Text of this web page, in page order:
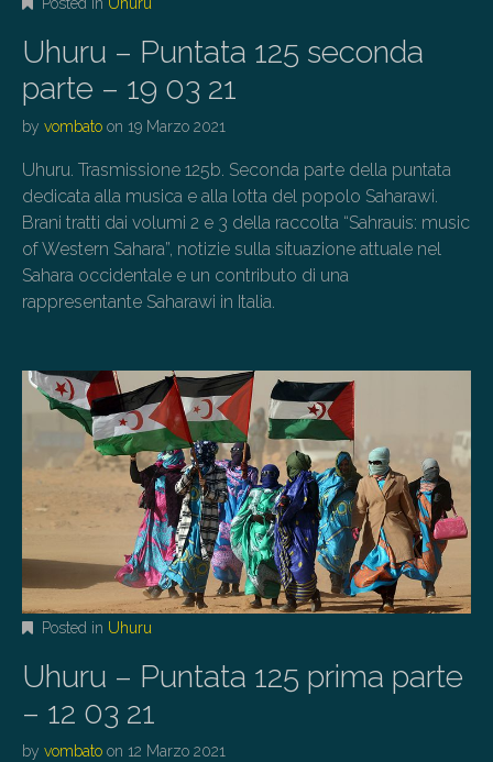
Uhuru – Puntata 125 seconda
parte – 19 03 21
by vombato on 19 Marzo 2021
Uhuru. Trasmissione 125b. Seconda parte della puntata
dedicata alla musica e alla lotta del popolo Saharawi.
Brani tratti dai volumi 2 e 3 della raccolta “Sahrauis: music
of Western Sahara”, notizie sulla situazione attuale nel
Sahara occidentale e un contributo di una
rappresentante Saharawi in Italia.
Posted in Uhuru
Uhuru – Puntata 125 prima parte
– 12 03 21
by vombato on 12 Marzo 2021